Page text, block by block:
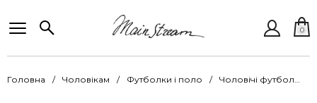
0
Головна Чоловікам Футболки і поло Чоловічі футболки Missoni